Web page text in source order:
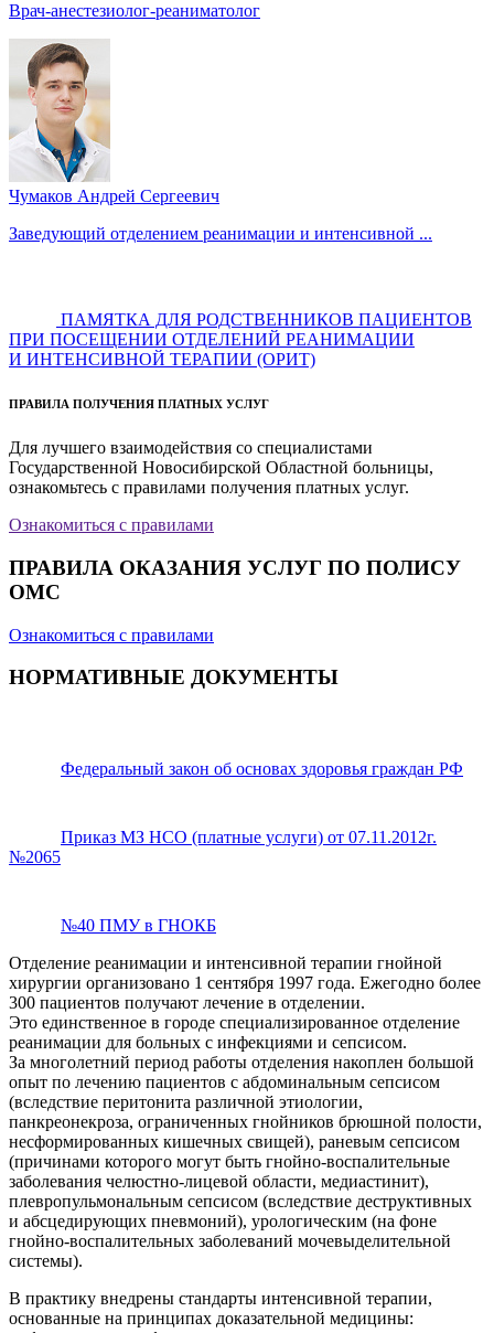
Врач-анестезиолог-реаниматолог
Чумаков Андрей Сергеевич
Заведующий отделением реанимации и интенсивной ...
ПАМЯТКА ДЛЯ РОДСТВЕННИКОВ ПАЦИЕНТОВ
ПРИ ПОСЕЩЕНИИ ОТДЕЛЕНИЙ РЕАНИМАЦИИ
И ИНТЕНСИВНОЙ ТЕРАПИИ (ОРИТ)
ПРАВИЛА ПОЛУЧЕНИЯ ПЛАТНЫХ УСЛУГ
Для лучшего взаимодействия со специалистами
Государственной Новосибирской Областной больницы,
ознакомьтесь с правилами получения платных услуг.
Ознакомиться с правилами
ПРАВИЛА ОКАЗАНИЯ УСЛУГ ПО ПОЛИСУ
ОМС
Ознакомиться с правилами
НОРМАТИВНЫЕ ДОКУМЕНТЫ
Федеральный закон об основах здоровья граждан РФ
Приказ МЗ НСО (платные услуги) от 07.11.2012г.
№2065
№40 ПМУ в ГНОКБ
Отделение реанимации и интенсивной терапии гнойной
хирургии организовано 1 сентября 1997 года. Ежегодно более
300 пациентов получают лечение в отделении.
Это единственное в городе специализированное отделение
реанимации для больных с инфекциями и сепсисом.
За многолетний период работы отделения накоплен большой
опыт по лечению пациентов с абдоминальным сепсисом
(вследствие перитонита различной этиологии,
панкреонекроза, ограниченных гнойников брюшной полости,
несформированных кишечных свищей), раневым сепсисом
(причинами которого могут быть гнойно-воспалительные
заболевания челюстно-лицевой области, медиастинит),
плевропульмональным сепсисом (вследствие деструктивных
и абсцедирующих пневмоний), урологическим (на фоне
гнойно-воспалительных заболеваний мочевыделительной
системы).
В практику внедрены стандарты интенсивной терапии,
основанные на принципах доказательной медицины: